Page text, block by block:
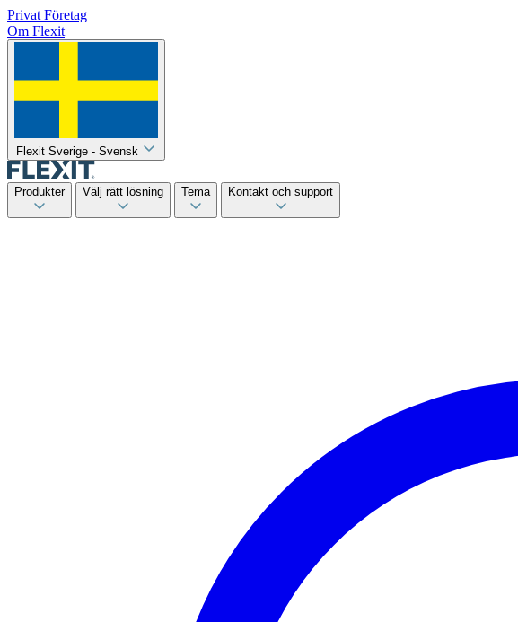
Privat Företag
Om Flexit
Flexit Sverige - Svensk
Produkter Välj rätt lösning Tema Kontakt och support